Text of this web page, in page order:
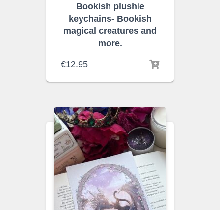
Bookish plushie
keychains- Bookish
magical creatures and
more.
€12.95